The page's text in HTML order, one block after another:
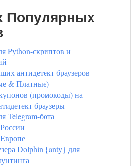
Популярных
Python-скриптов и
антидетект браузеров
& Платные)
(промокоды) на
браузеры
Telegram-бота
Dolphin {anty} для